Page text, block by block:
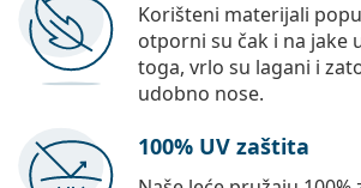
Korišteni materijali
otporni su čak i na jake
toga, vrlo su lagani i
udobno nose.
100% UV zaštita